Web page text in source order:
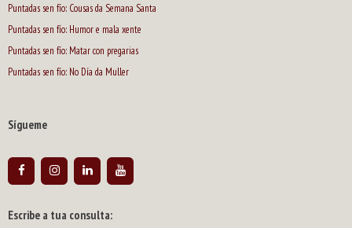
Puntadas sen fío: Cousas da Semana Santa
Puntadas sen fío: Humor e mala xente
Puntadas sen fío: Matar con pregarias
Puntadas sen fío: No Día da Muller
Sígueme
Escribe a tua consulta: